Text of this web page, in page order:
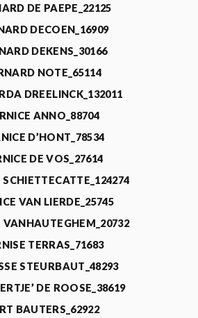
DE PAEPE_22125
DECOEN_16909
DEKENS_30166
NOTE_65114
DREELINCK_132011
ANNO_88704
D’HONT_78534
DE VOS_27614
SCHIETTECATTE_124274
VAN LIERDE_25745
VANHAUTEGHEM_20732
TERRAS_71683
STEURBAUT_48293
DE ROOSE_38619
BAUTERS_62922